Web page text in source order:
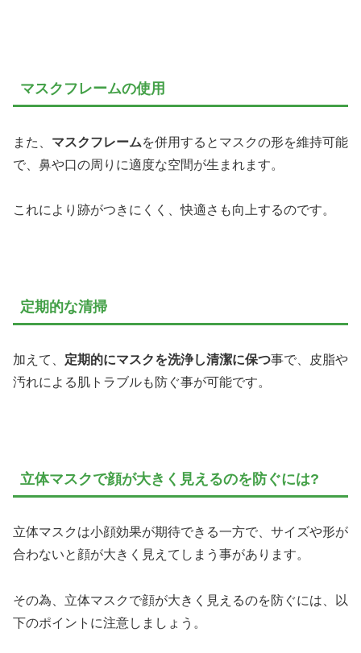
マスクフレームの使用
また、 マスクフレームを併用するとマスクの形を維持可能
で、鼻や口の周りに適度な空間が生まれます。
これにより跡がつきにくく、快適さも向上するのです。
定期的な清掃
加えて、 定期的にマスクを洗浄し清潔に保つ事で、皮脂や
汚れによる肌トラブルも防ぐ事が可能です。
立体マスクで顔が大きく見えるのを防ぐには?
立体マスクは小顔効果が期待できる一方で、サイズや形が
合わないと顔が大きく見えてしまう事があります。
その為、立体マスクで顔が大きく見えるのを防ぐには、以
下のポイントに注意しましょう。